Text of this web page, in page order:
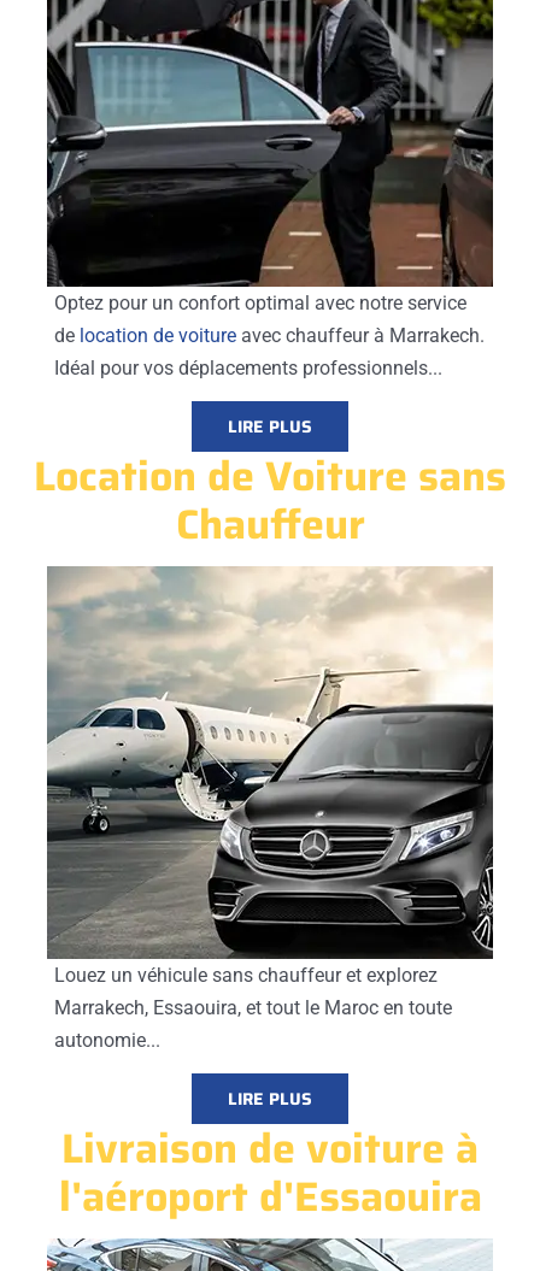
Optez pour un confort optimal avec notre service
de location de voiture avec chauffeur à Marrakech.
Idéal pour vos déplacements professionnels...
LIRE PLUS
Location de Voiture sans
Chauffeur
Louez un véhicule sans chauffeur et explorez
Marrakech, Essaouira, et tout le Maroc en toute
autonomie...
LIRE PLUS
Livraison de voiture à
l'aéroport d'Essaouira